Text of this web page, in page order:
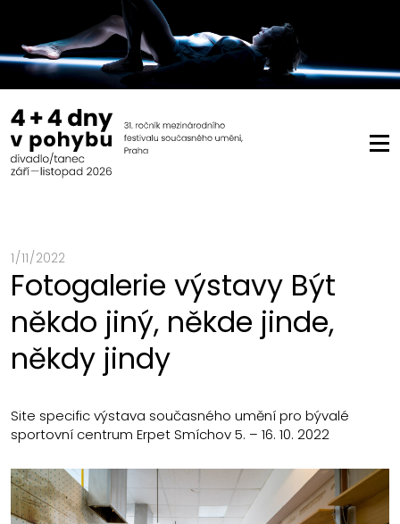
1 / 11 / 2022
Fotogalerie výstavy Být
někdo jiný, někde jinde,
někdy jindy
Site specific výstava současného umění pro bývalé
sportovní centrum Erpet Smíchov 5. – 16. 10. 2022